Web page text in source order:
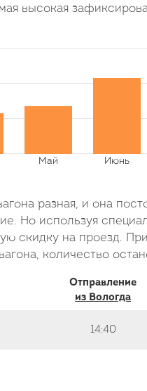
высокая
разная, и она
Но используя
скидку на проезд.
количество
Отправление
из Вологда
14:40